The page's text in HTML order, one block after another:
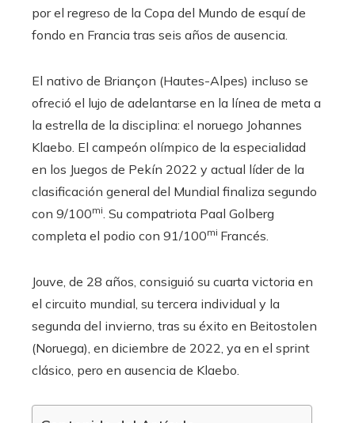
por el regreso de la Copa del Mundo de esquí de
fondo en Francia tras seis años de ausencia.
El nativo de Briançon (Hautes-Alpes) incluso se
ofreció el lujo de adelantarse en la línea de meta a
la estrella de la disciplina: el noruego Johannes
Klaebo. El campeón olímpico de la especialidad
en los Juegos de Pekín 2022 y actual líder de la
clasificación general del Mundial finaliza segundo
con 9/100mi. Su compatriota Paal Golberg
completa el podio con 91/100mi Francés.
Jouve, de 28 años, consiguió su cuarta victoria en
el circuito mundial, su tercera individual y la
segunda del invierno, tras su éxito en Beitostolen
(Noruega), en diciembre de 2022, ya en el sprint
clásico, pero en ausencia de Klaebo.